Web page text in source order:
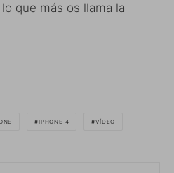
que más os llama la
IPHONE 4 VÍDEO